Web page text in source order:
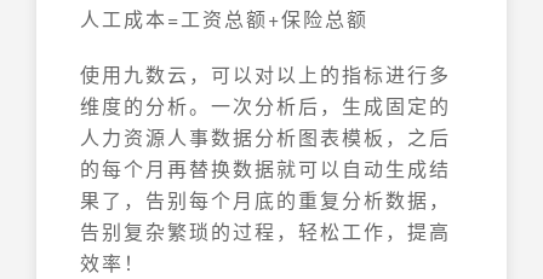
人工成本=工资总额+保险总额
使用九数云，可以对以上的指标进行多
维度的分析。一次分析后，生成固定的
人力资源人事数据分析图表模板，之后
的每个月再替换数据就可以自动生成结
果了，告别每个月底的重复分析数据，
告别复杂繁琐的过程，轻松工作，提高
效率！